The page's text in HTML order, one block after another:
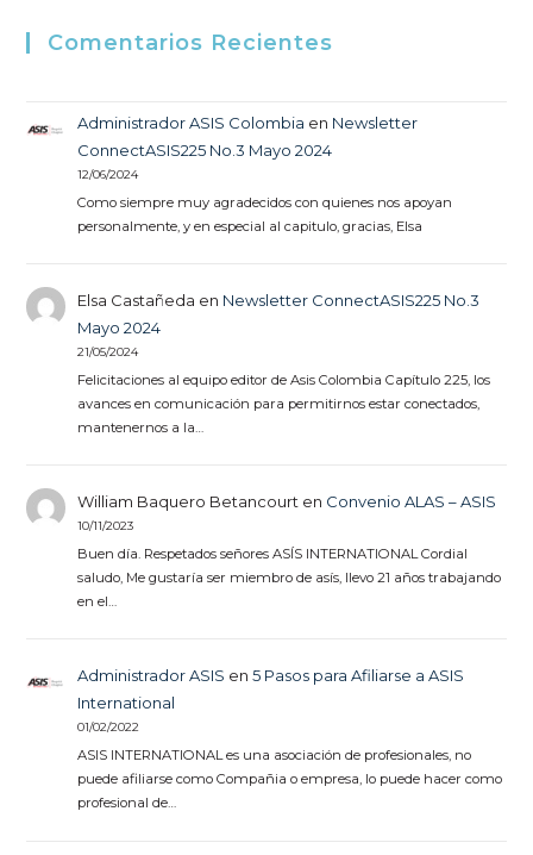
Comentarios Recientes
Administrador ASIS Colombia en Newsletter
ConnectASIS225 No.3 Mayo 2024
12/06/2024
Como siempre muy agradecidos con quienes nos apoyan
personalmente, y en especial al capitulo, gracias, Elsa
Elsa Castañeda en Newsletter ConnectASIS225 No.3
Mayo 2024
21/05/2024
Felicitaciones al equipo editor de Asis Colombia Capítulo 225, los
avances en comunicación para permitirnos estar conectados,
mantenernos a la…
William Baquero Betancourten Convenio ALAS – ASIS
10/11/2023
Buen día. Respetados señores ASÍS INTERNATIONAL Cordial
saludo, Me gustaría ser miembro de asís, llevo 21 años trabajando
en el…
Administrador ASIS en 5 Pasos para Afiliarse a ASIS
International
01/02/2022
ASIS INTERNATIONAL es una asociación de profesionales, no
puede afiliarse como Compañia o empresa, lo puede hacer como
profesional de…